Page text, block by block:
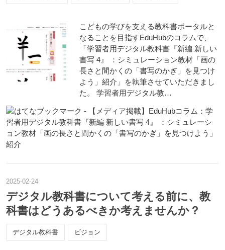
こどもの学びを支える教科書ポータルと
なることを目指すEduHubのコラムで、
「学習者用デジタル教科書『新編 新しい
書写 4』 ：シミュレーション教材「画の
長さと間かくの「書写のかぎ」を見つけ
よう」紹介」を執筆させていただきまし
た。 学習者用デジタル教…
2025-02-24
デジタル教科書について考える前に、教
科書はどうあるべきか考えませんか？
デジタル教科書 ビジョン